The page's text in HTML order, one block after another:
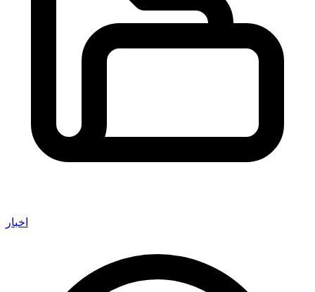
اخبار